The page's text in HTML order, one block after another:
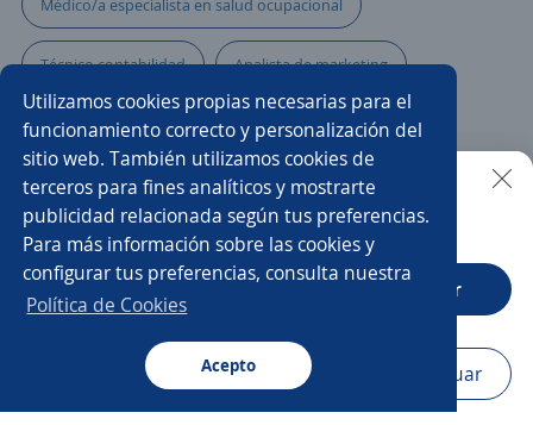
Utilizamos cookies propias necesarias para el
funcionamiento correcto y personalización del
sitio web. También utilizamos cookies de
terceros para fines analíticos y mostrarte
publicidad relacionada según tus preferencias.
Para más información sobre las cookies y
configurar tus preferencias, consulta nuestra
Política de Cookies
Acepto
Buscar Aplicaciones Avisos Favoritos
Médico/a especialista en salud ocupacional
Técnico contabilidad Analista de marketing
Técnico sistemas Auxiliar de cocina
Auxiliar en el área de informática Técnico/a instalador
Especialista de nóminas Técnico calidad
Soporte técnico
Promotor/a de cambaceo
Buscar es más fácil en la app
CT App Abrir
Navegador Continuar